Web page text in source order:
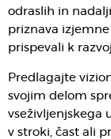
odraslih in
priznava
prispevali k
Predlagajte
svojim delom
vseživljenjskega
v stroki, čast ali